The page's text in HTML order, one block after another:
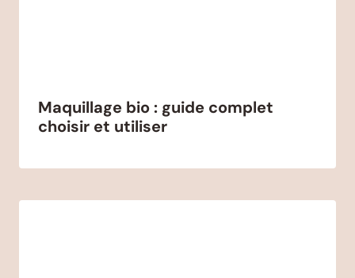
Maquillage bio : guide complet
choisir et utiliser